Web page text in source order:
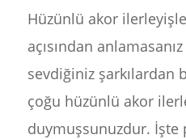
Hüzünlü akor
açısından
sevdiğiniz şarkılardan
çoğu hüzünlü akor
duymuşsunuzdur. İşte